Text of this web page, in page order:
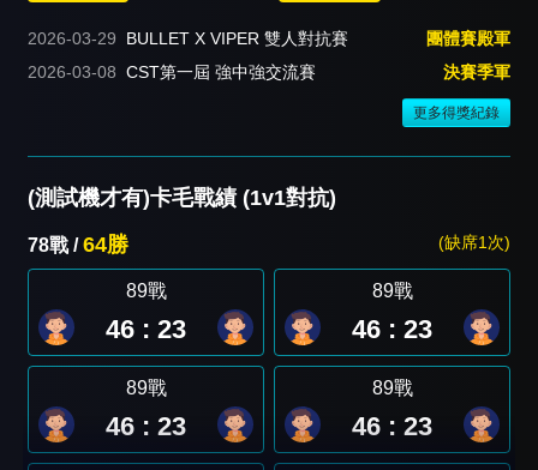
2026-03-29 BULLET X VIPER 雙人對抗賽
團體賽殿軍
2026-03-08 CST第一屆 強中強交流賽 決賽季軍
更多得獎紀錄
(測試機才有)卡毛戰績 (1v1對抗)
78戰 /64勝 (缺席1次)
89戰
46 : 23
89戰
46 : 23
89戰
46 : 23
89戰
46 : 23